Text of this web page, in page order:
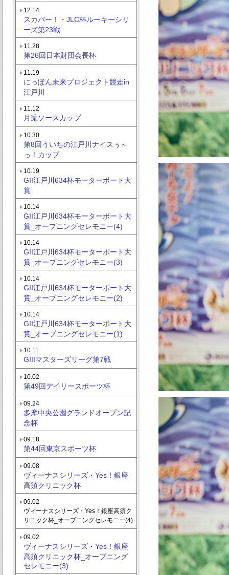
12.14
スカパー！・JLC杯ルーキーシリ
ーズ第23戦
11.28
第26回日本財団会長杯
11.19
にっぽん未来プロジェクト競走in
江戸川
11.12
月兎ソースカップ
10.30
第8回ういちの江戸川ナイスぅ～
っ！カップ
10.19
GII江戸川634杯モーターボート大
賞
10.14
GII江戸川634杯モーターボート大
賞_オープニングセレモニー(4)
10.14
GII江戸川634杯モーターボート大
賞_オープニングセレモニー(3)
10.14
GII江戸川634杯モーターボート大
賞_オープニングセレモニー(2)
10.14
GII江戸川634杯モーターボート大
賞_オープニングセレモニー(1)
10.11
GIIIマスターズリーグ第7戦
10.02
第49回デイリースポーツ杯
09.24
多摩中央公園グランドオープン記
念杯
09.18
第44回東京スポーツ杯
09.08
ヴィーナスシリーズ・Yes！銀座
高須クリニック杯
09.02
ヴィーナスシリーズ・Yes！銀座高須ク
リニック杯_オープニングセレモニー(4)
09.02
ヴィーナスシリーズ・Yes！銀座
高須クリニック杯_オープニング
セレモニー(3)